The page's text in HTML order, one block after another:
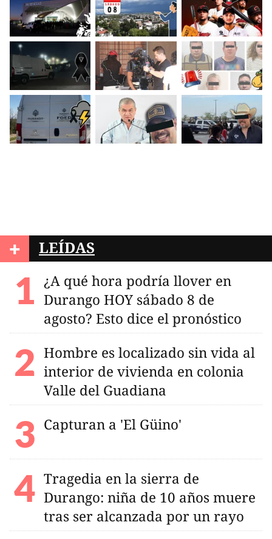
+ LEÍDAS
¿A qué hora podría llover en
Durango HOY sábado 8 de
agosto? Esto dice el pronóstico
Hombre es localizado sin vida al
interior de vivienda en colonia
Valle del Guadiana
Capturan a 'El Güino'
Tragedia en la sierra de
Durango: niña de 10 años muere
tras ser alcanzada por un rayo